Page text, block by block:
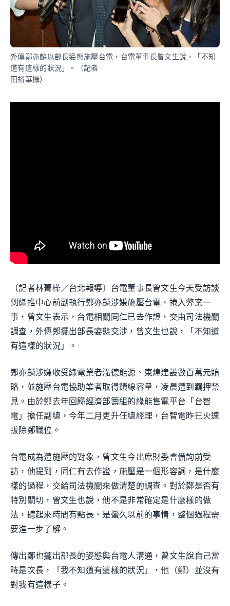
外傳鄭亦麟以部長姿態施壓台電，台電董事長曾文生說，「不知
道有這樣的狀況」。（記者
田裕華攝）
〔記者林菁樺／台北報導〕台電董事長曾文生今天受訪談
到綠推中心前副執行鄭亦麟涉嫌施壓台電、捲入弊案一
事，曾文生表示，台電相關同仁已去作證，交由司法機關
調查，外傳鄭擺出部長姿態交涉，曾文生也說，「不知道
有這樣的狀況」。
鄭亦麟涉嫌收受綠電業者泓德能源、東煒建設數百萬元賄
賂，並施壓台電協助業者取得饋線容量，凌晨遭到羈押禁
見。由於鄭去年回歸經濟部籌組的綠能售電平台「台智
電」擔任副總，今年二月更升任總經理，台智電昨已火速
拔除鄭職位。
台電成為遭施壓的對象，曾文生今出席財委會備詢前受
訪，他提到，同仁有去作證，施壓是一個形容詞，是什麼
樣的過程，交給司法機關來做清楚的調查。對於鄭是否有
特別關切，曾文生也說，他不是非常確定是什麼樣的做
法，聽起來時間有點長、是蠻久以前的事情，整個過程需
要進一步了解。
傳出鄭也擺出部長的姿態與台電人溝通，曾文生說自己當
時是次長，「我不知道有這樣的狀況」，他（鄭）並沒有
對我有這樣子。